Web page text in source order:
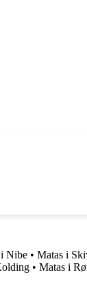
Nibe • Matas i
• Matas i